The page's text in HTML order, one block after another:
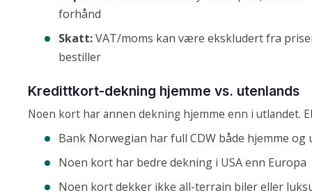
forhånd
Skatt:VAT/moms kan være ekskludert fra
bestiller
Kredittkort-dekning hjemme vs. utenlands
Noen kort har annen dekning hjemme enn i utlandet.
Bank Norwegian har full CDW både hjemme og
Noen kort har bedre dekning i USA enn Europa
Noen kort dekker ikke all-terrain biler eller